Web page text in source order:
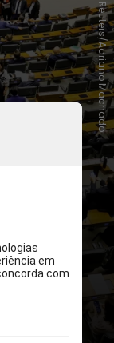
os
Reuters/Adriano Machado